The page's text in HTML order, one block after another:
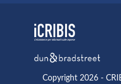
Copyright 2026 -